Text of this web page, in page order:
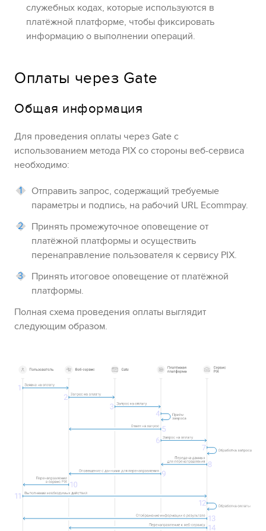
служебных кодах, которые используются в
платёжной платформе, чтобы фиксировать
информацию о выполнении операций.
Оплаты через Gate
Общая информация
Для проведения оплаты через Gate с
использованием метода PIX со стороны веб-сервиса
необходимо:
Отправить запрос, содержащий требуемые
параметры и подпись, на рабочий URL Ecommpay.
Принять промежуточное оповещение от
платёжной платформы и осуществить
перенаправление пользователя к сервису PIX.
Принять итоговое оповещение от платёжной
платформы.
Полная схема проведения оплаты выглядит
следующим образом.